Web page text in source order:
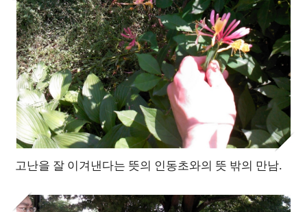
고난을 잘 이겨낸다는 뜻의 인동초와의 뜻 밖의 만남.